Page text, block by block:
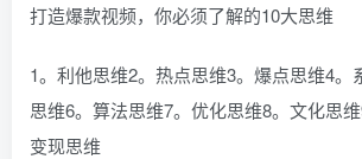
打造爆款视频，你必须了解的10大思维
1。利他思维2。热点思维3。爆点思维4。
思维6。算法思维7。优化思维8。文化思维
变现思维